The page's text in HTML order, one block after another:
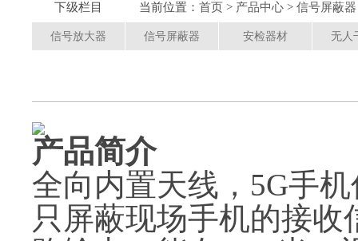
下级栏目 当前位置： 首页 > 产品中心 > 信号屏蔽器
信号放大器 信号屏蔽器 安检器材 无人
产品简介
全向内置天线，5G手
只屏蔽现场手机的接